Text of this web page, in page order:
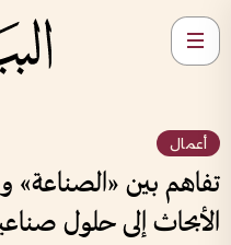
أعمال
تفاهم بين «الصناعة»
الأبحاث إلى حلول